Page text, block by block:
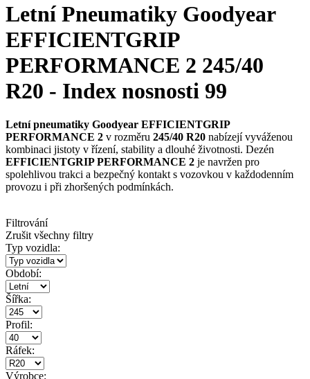
Letní Pneumatiky Goodyear
EFFICIENTGRIP
PERFORMANCE 2 245/40
R20 - Index nosnosti 99
Letní pneumatiky Goodyear EFFICIENTGRIP
PERFORMANCE 2 v rozměru 245/40 R20 nabízejí vyváženou
kombinaci jistoty v řízení, stability a dlouhé životnosti. Dezén
EFFICIENTGRIP PERFORMANCE 2 je navržen pro
spolehlivou trakci a bezpečný kontakt s vozovkou v každodenním
provozu i při zhoršených podmínkách.
Filtrování
Zrušit všechny filtry
Typ vozidla:
Období:
Šířka:
Profil:
Ráfek:
Výrobce: